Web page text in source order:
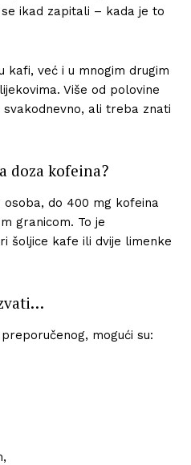
ikad zapitali – kada je to
kafi, već i u mnogim drugim
Više od polovine
ali treba znati
doza kofeina?
do 400 mg kofeina
granicom. To je
šoljice kafe ili dvije limenke
mogući su: